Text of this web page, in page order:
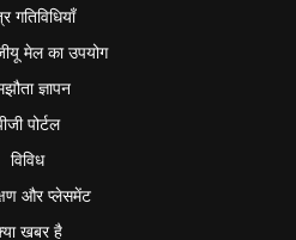
गतिविधियाँ
मेल का उपयोग
ज्ञापन
पोर्टल
विविध
और प्लेसमेंट
खबर है